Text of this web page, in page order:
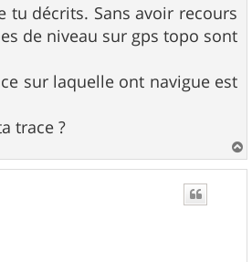
tu décrits. Sans avoir recours
de niveau sur gps topo sont
sur laquelle ont navigue est
trace ?
a